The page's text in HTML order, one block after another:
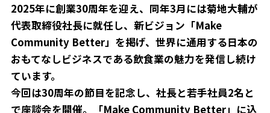
2025年に創業30周年を迎え、同年3月には菊地大輔が
代表取締役社長に就任し、新ビジョン「Make
Community Better」を掲げ、世界に通用する日本の
おもてなしビジネスである飲食業の魅力を発信し続け
ています。
今回は30周年の節目を記念し、社長と若手社員2名と
で座談会を開催。「Make Community Better」に込